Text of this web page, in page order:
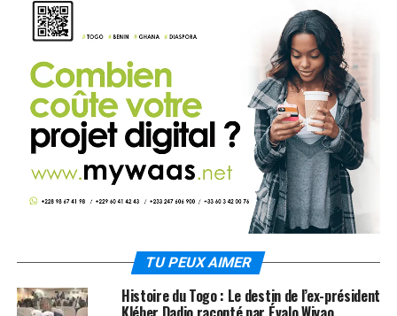
TU PEUX AIMER
Histoire du Togo : Le destin de l’ex-président